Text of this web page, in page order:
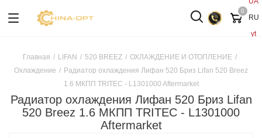
RU
yt
0
Главная / LIFAN / 520 BREEZ / ОХЛАЖДЕНИЕ И ОТОПЛЕНИЕ /
Охлаждение / Радиатор охлаждения Лифан 520 Бриз Lifan 520 Breez
1.6 МКПП TRITEC - L1301000 Aftermarket
Радиатор охлаждения Лифан 520 Бриз Lifan
520 Breez 1.6 МКПП TRITEC - L1301000
Aftermarket